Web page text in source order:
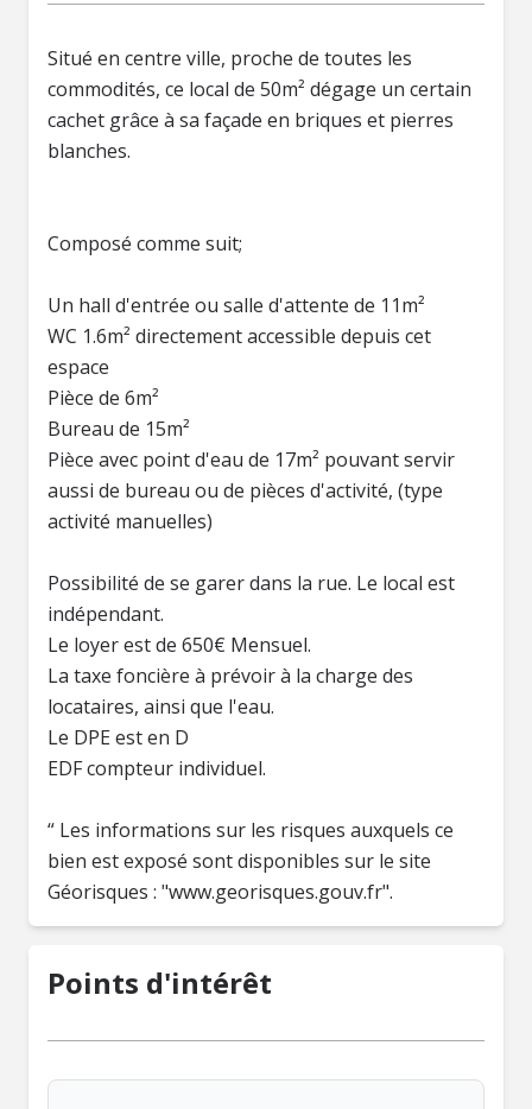
Situé en centre ville, proche de toutes les
commodités, ce local de 50m² dégage un certain
cachet grâce à sa façade en briques et pierres
blanches.
Composé comme suit;
Un hall d'entrée ou salle d'attente de 11m²
WC 1.6m² directement accessible depuis cet
espace
Pièce de 6m²
Bureau de 15m²
Pièce avec point d'eau de 17m² pouvant servir
aussi de bureau ou de pièces d'activité, (type
activité manuelles)
Possibilité de se garer dans la rue. Le local est
indépendant.
Le loyer est de 650€ Mensuel.
La taxe foncière à prévoir à la charge des
locataires, ainsi que l'eau.
Le DPE est en D
EDF compteur individuel.
“ Les informations sur les risques auxquels ce
bien est exposé sont disponibles sur le site
Géorisques : "www.georisques.gouv.fr".
Points d'intérêt